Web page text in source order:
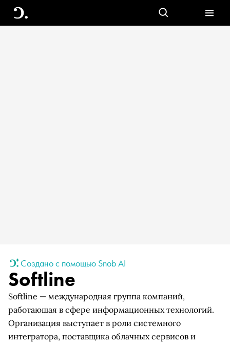
Создано с помощью Snob AI
Softline
Softline — международная группа компаний,
работающая в сфере информационных технологий.
Организация выступает в роли системного
интегратора, поставщика облачных сервисов и